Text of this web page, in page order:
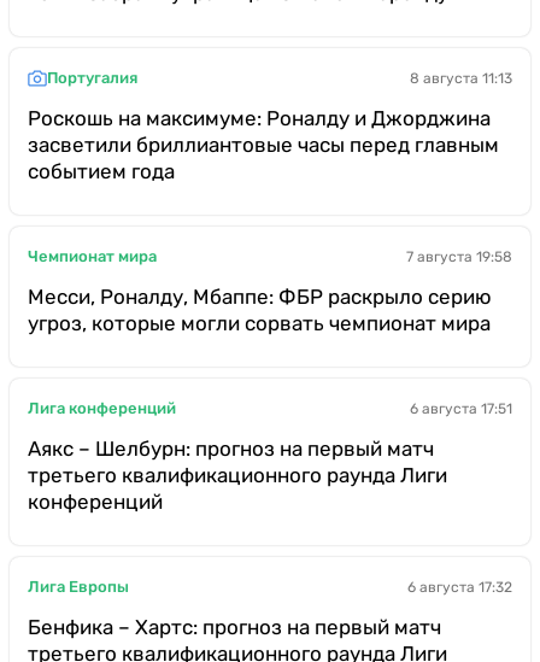
Португалия 8 августа 11:13
Роскошь на максимуме: Роналду и Джорджина
засветили бриллиантовые часы перед главным
событием года
Чемпионат мира 7 августа 19:58
Месси, Роналду, Мбаппе: ФБР раскрыло серию
угроз, которые могли сорвать чемпионат мира
Лига конференций 6 августа 17:51
Аякс – Шелбурн: прогноз на первый матч
третьего квалификационного раунда Лиги
конференций
Лига Европы 6 августа 17:32
Бенфика – Хартс: прогноз на первый матч
третьего квалификационного раунда Лиги